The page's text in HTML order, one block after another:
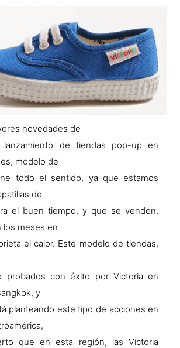
novedades de
de tiendas pop-up en
modelo de
todo el sentido, ya que estamos
de
el buen tiempo, y que se venden,
los meses en
el calor. Este modelo de tiendas,
probados con éxito por Victoria en
y
planteando este tipo de acciones en
que en esta región, las Victoria